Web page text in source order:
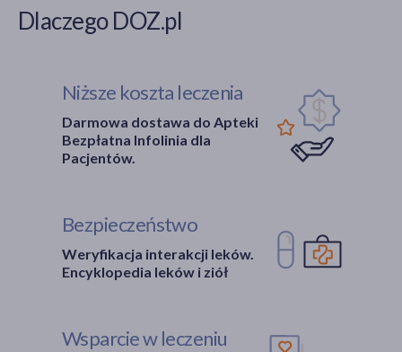
Dlaczego DOZ.pl
Niższe koszta leczenia
Darmowa dostawa do Apteki
Bezpłatna Infolinia dla
Pacjentów.
Bezpieczeństwo
Weryfikacja interakcji leków.
Encyklopedia leków i ziół
Wsparcie w leczeniu